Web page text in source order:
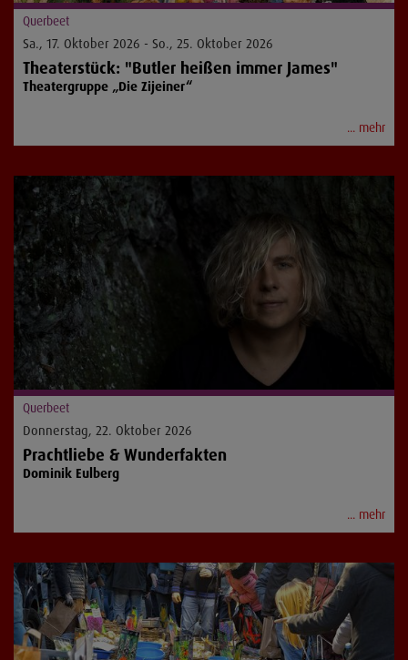
Querbeet
Sa., 17. Oktober 2026 - So., 25. Oktober 2026
Theaterstück: "Butler heißen immer James"
Theatergruppe „Die Zijeiner“
... mehr
Querbeet
Donnerstag, 22. Oktober 2026
Prachtliebe & Wunderfakten
Dominik Eulberg
... mehr